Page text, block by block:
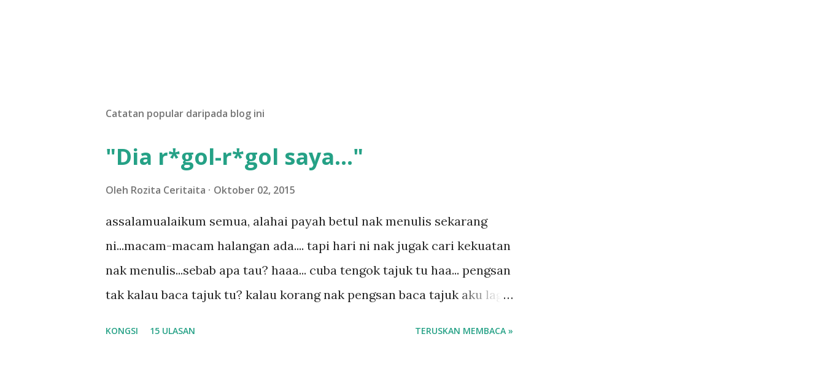
Catatan popular daripada blog ini
"Dia r*gol-r*gol saya..."
Oleh Rozita Ceritaita Oktober 02, 2015
assalamualaikum semua, alahai payah betul nak menulis sekarang
ni...macam-macam halangan ada.... tapi hari ni nak jugak cari kekuatan
nak menulis...sebab apa tau? haaa... cuba tengok tajuk tu haa... pengsan
tak kalau baca tajuk tu? kalau korang nak pengsan baca tajuk aku lagi
KONGSI 15 ULASAN TERUSKAN MEMBACA »